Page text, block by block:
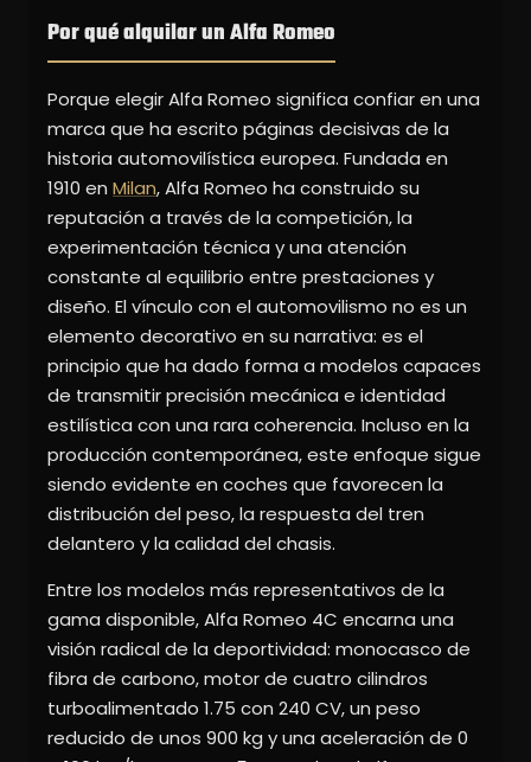
Por qué alquilar un Alfa Romeo
Porque elegir Alfa Romeo significa confiar en una
marca que ha escrito páginas decisivas de la
historia automovilística europea. Fundada en
1910 en Milan, Alfa Romeo ha construido su
reputación a través de la competición, la
experimentación técnica y una atención
constante al equilibrio entre prestaciones y
diseño. El vínculo con el automovilismo no es un
elemento decorativo en su narrativa: es el
principio que ha dado forma a modelos capaces
de transmitir precisión mecánica e identidad
estilística con una rara coherencia. Incluso en la
producción contemporánea, este enfoque sigue
siendo evidente en coches que favorecen la
distribución del peso, la respuesta del tren
delantero y la calidad del chasis.
Entre los modelos más representativos de la
gama disponible, Alfa Romeo 4C encarna una
visión radical de la deportividad: monocasco de
fibra de carbono, motor de cuatro cilindros
turboalimentado 1.75 con 240 CV, un peso
reducido de unos 900 kg y una aceleración de 0